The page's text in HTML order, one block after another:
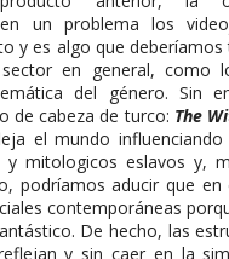
un problema los
y es algo que
en general, como
del género. Sin
de cabeza de turco: The
el mundo
y mitologicos eslavos y,
podríamos aducir que
contemporáneas
De hecho, las
y sin caer en la